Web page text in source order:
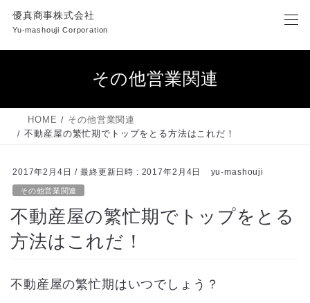
ン
キ
ー
に
優真商事株式会社
Yu-mashouji Corporation
その他営業関連
HOME
その他営業関連
不動産屋の繁忙期でトップをとる方法はこれだ！
2017年2月4日 / 最終更新日時 : 2017年2月4日 yu-mashouji
その他営業関連
不動産屋の繁忙期でトップをとる
方法はこれだ！
不動産屋の繁忙期はいつでしょう？